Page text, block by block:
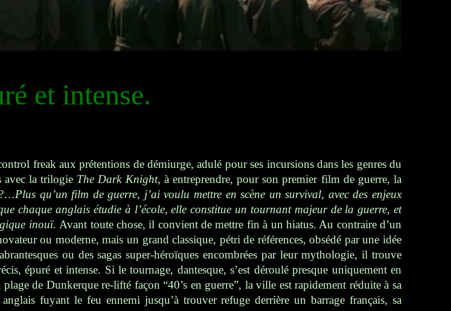
et intense.
freak aux prétentions de démiurge, adulé pour ses incursions dans les genres du
avec la trilogie The Dark Knight, à entreprendre, pour son premier film de guerre, la
Plus qu’un film de guerre, j’ai voulu mettre en scène un survival, avec des enjeux
chaque anglais étudie à l’école, elle constitue un tournant majeur de la guerre, et
inouï. Avant toute chose, il convient de mettre fin à un hiatus. Au contraire d’un
ou moderne, mais un grand classique, pétri de références, obsédé par une idée
ou des sagas super-héroïques encombrées par leur mythologie, il trouve
épuré et intense. Si le tournage, dantesque, s’est déroulé presque uniquement en
de Dunkerque re-lifté façon “40’s en guerre”, la ville est rapidement réduite à sa
fuyant le feu ennemi jusqu’à trouver refuge derrière un barrage français, sa